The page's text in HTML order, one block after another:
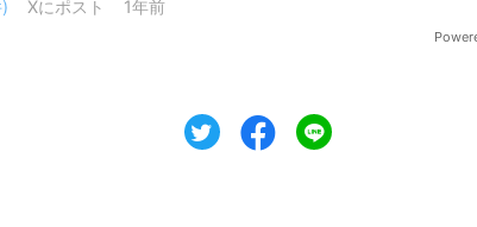
ツイートシェア